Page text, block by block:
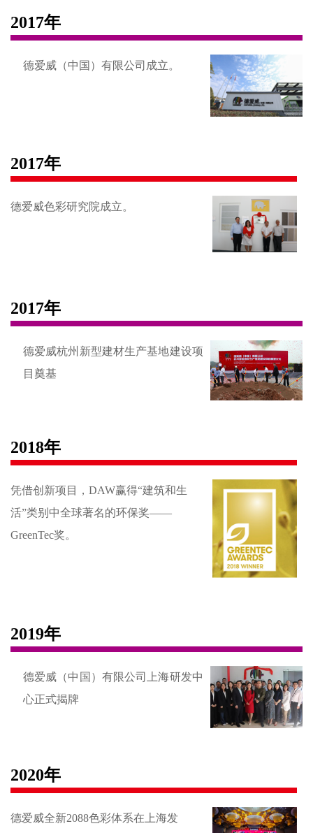
2017年
德爱威（中国）有限公司成立。
2017年
德爱威色彩研究院成立。
2017年
德爱威杭州新型建材生产基地建设项
目奠基
2018年
凭借创新项目，DAW赢得“建筑和生
活”类别中全球著名的环保奖——
GreenTec奖。
2019年
德爱威（中国）有限公司上海研发中
心正式揭牌
2020年
德爱威全新2088色彩体系在上海发